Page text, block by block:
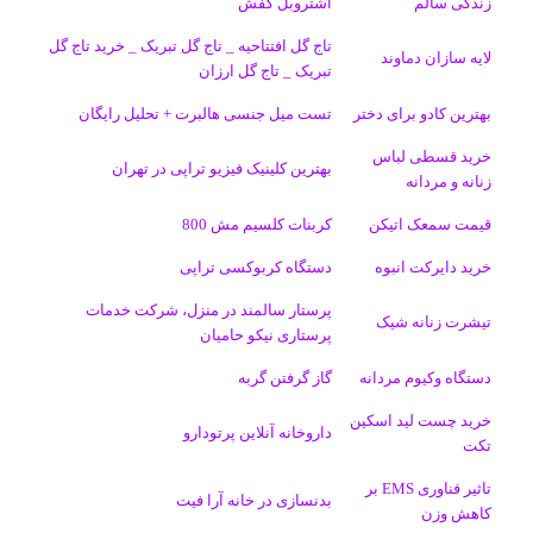
ا
ی
ن
ا
گ
ر
م
m
لایه سازان دماوند
تاج گل افتتاحیه _ تاج گل تبریک _ خرید تاج گل
تبریک _ تاج گل ارزان
بهترین کادو برای دختر تست میل جنسی هالبرت + تحلیل رایگان
خرید قسطی لباس
زنانه و مردانه
بهترین کلینیک فیزیو تراپی در تهران
قیمت سمعک اتیکن کربنات کلسیم مش 800
خرید دایرکت انبوه دستگاه کربوکسی تراپی
تیشرت زنانه شیک
پرستار سالمند در منزل، شرکت خدمات
پرستاری نیکو حامیان
دستگاه وکیوم مردانه گاز گرفتن گربه
خرید چست لید اسکین
تکت
داروخانه آنلاین پرتودارو
تاثیر فناوری EMS بر
کاهش وزن
بدنسازی در خانه آرا فیت